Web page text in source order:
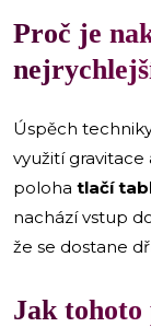
Proč je
Úspěch
využití
poloha tlačí
nachází vstup
že se dostane
Jak tohoto